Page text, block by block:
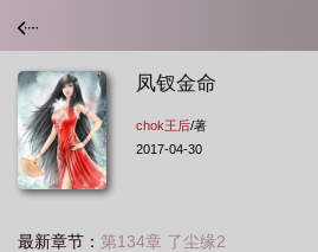
凤钗金命
chok王后/著
2017-04-30
最新章节： 第134章 了尘缘2